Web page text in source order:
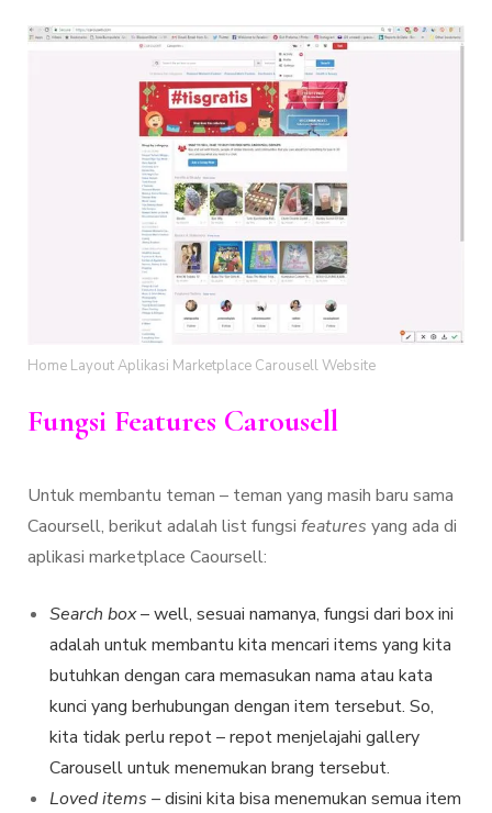
Home Layout Aplikasi Marketplace Carousell Website
Fungsi Features Carousell
Untuk membantu teman – teman yang masih baru sama
Caoursell, berikut adalah list fungsi features yang ada di
aplikasi marketplace Caoursell:
Search box– well, sesuai namanya, fungsi dari box ini
adalah untuk membantu kita mencari items yang kita
butuhkan dengan cara memasukan nama atau kata
kunci yang berhubungan dengan item tersebut. So,
kita tidak perlu repot – repot menjelajahi gallery
Carousell untuk menemukan brang tersebut.
Loved items –disini kita bisa menemukan semua item